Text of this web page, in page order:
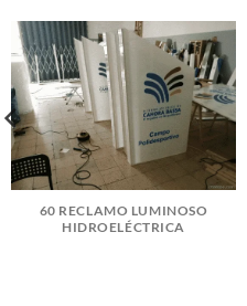
60 RECLAMO LUMINOSO
HIDROELÉCTRICA